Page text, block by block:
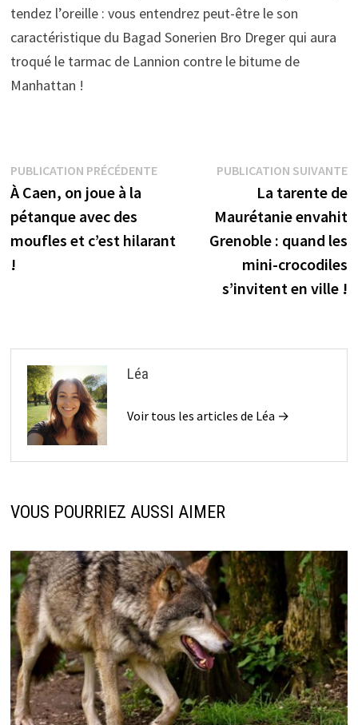
tendez l’oreille : vous entendrez peut-être le son
caractéristique du Bagad Sonerien Bro Dreger qui aura
troqué le tarmac de Lannion contre le bitume de
Manhattan !
Navigation
de
l’article
PUBLICATION PRÉCÉDENTEPublication
À Caen, on joue à la
pétanque avec des
moufles et c’est hilarant
!
PUBLICATION SUIVANTE
La tarente de
Maurétanie envahit
Grenoble : quand les
mini-crocodiles
s’invitent en ville !
Léa
Voir tous les articles de Léa →
VOUS POURRIEZ AUSSI AIMER